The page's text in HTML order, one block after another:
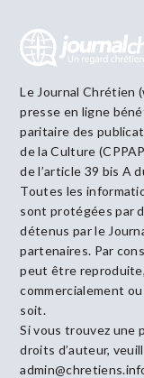
Le Journal Chrétien
presse en ligne
paritaire des
de la Culture
de l’article 39 bis A
Toutes les
sont protégées par
détenus par le
partenaires. Par
peut être
commercialement
soit.
Si vous trouvez une
droits d’auteur,